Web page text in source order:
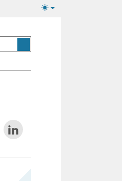
Lichte/donkere